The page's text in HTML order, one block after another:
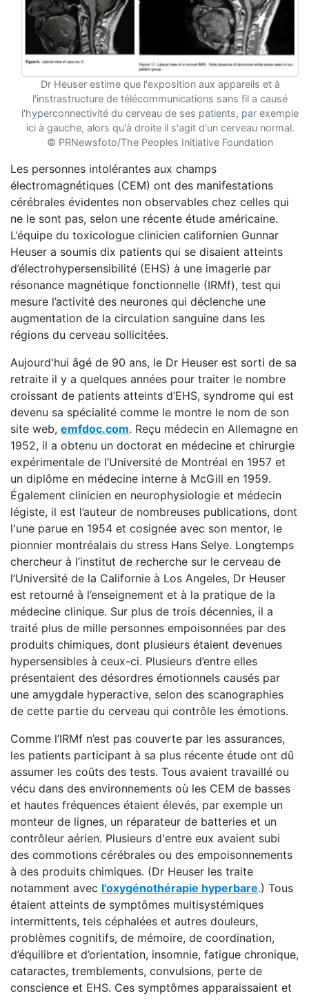
Dr Heuser estime que l'exposition aux appareils et à
l'instrastructure de télécommunications sans fil a causé
l'hyperconnectivité du cerveau de ses patients, par exemple
ici à gauche, alors qu'à droite il s'agit d'un cerveau normal.
© PRNewsfoto/The Peoples Initiative Foundation
Les personnes intolérantes aux champs
électromagnétiques (CEM) ont des manifestations
cérébrales évidentes non observables chez celles qui
ne le sont pas, selon une récente étude américaine.
L’équipe du toxicologue clinicien californien Gunnar
Heuser a soumis dix patients qui se disaient atteints
d’électrohypersensibilité (EHS) à une imagerie par
résonance magnétique fonctionnelle (IRMf), test qui
mesure l’activité des neurones qui déclenche une
augmentation de la circulation sanguine dans les
régions du cerveau sollicitées.
Aujourd'hui âgé de 90 ans, le Dr Heuser est sorti de sa
retraite il y a quelques années pour traiter le nombre
croissant de patients atteints d’EHS, syndrome qui est
devenu sa spécialité comme le montre le nom de son
site web, emfdoc.com. Reçu médecin en Allemagne en
1952, il a obtenu un doctorat en médecine et chirurgie
expérimentale de l’Université de Montréal en 1957 et
un diplôme en médecine interne à McGill en 1959.
Également clinicien en neurophysiologie et médecin
légiste, il est l’auteur de nombreuses publications, dont
l'une parue en 1954 et cosignée avec son mentor, le
pionnier montréalais du stress Hans Selye. Longtemps
chercheur à l’institut de recherche sur le cerveau de
l’Université de la Californie à Los Angeles, Dr Heuser
est retourné à l’enseignement et à la pratique de la
médecine clinique. Sur plus de trois décennies, il a
traité plus de mille personnes empoisonnées par des
produits chimiques, dont plusieurs étaient devenues
hypersensibles à ceux-ci. Plusieurs d’entre elles
présentaient des désordres émotionnels causés par
une amygdale hyperactive, selon des scanographies
de cette partie du cerveau qui contrôle les émotions.
Comme l’IRMf n’est pas couverte par les assurances,
les patients participant à sa plus récente étude ont dû
assumer les coûts des tests. Tous avaient travaillé ou
vécu dans des environnements où les CEM de basses
et hautes fréquences étaient élevés, par exemple un
monteur de lignes, un réparateur de batteries et un
contrôleur aérien. Plusieurs d'entre eux avaient subi
des commotions cérébrales ou des empoisonnements
à des produits chimiques. (Dr Heuser les traite
notamment avec l'oxygénothérapie hyperbare.) Tous
étaient atteints de symptômes multisystémiques
intermittents, tels céphalées et autres douleurs,
problèmes cognitifs, de mémoire, de coordination,
d’équilibre et d’orientation, insomnie, fatigue chronique,
cataractes, tremblements, convulsions, perte de
conscience et EHS. Ces symptômes apparaissaient et